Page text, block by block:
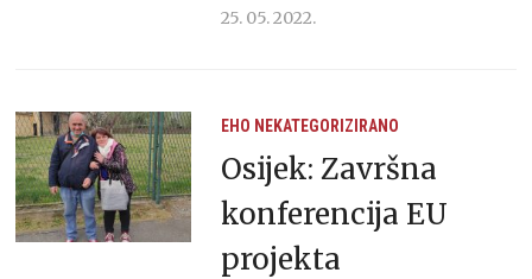
25. 05. 2022.
EHO NEKATEGORIZIRANO
Osijek: Završna
konferencija EU
projekta